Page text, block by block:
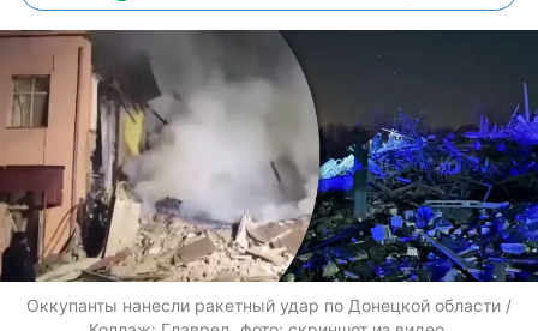
Оккупанты нанесли ракетный удар по Донецкой области /